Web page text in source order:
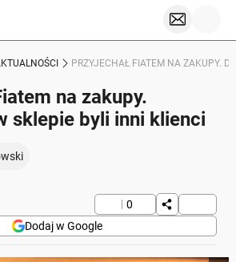
PRZYJECHAŁ FIATEM NA ZAKUPY.
na zakupy.
sklepie byli inni klienci
0
Dodaj w Google